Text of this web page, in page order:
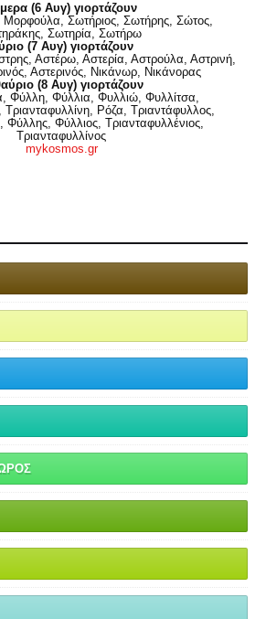
(6 Αυγ) γιορτάζουν
Σωτήριος, Σωτήρης, Σώτος,
Σωτηρία, Σωτήρω
(7 Αυγ) γιορτάζουν
Αστέρω, Αστερία, Αστρούλα, Αστρινή,
Αστερινός, Νικάνωρ, Νικάνορας
(8 Αυγ) γιορτάζουν
Φύλλη, Φύλλια, Φυλλιώ, Φυλλίτσα,
Τριανταφυλλίνη, Ρόζα, Τριαντάφυλλος,
Φύλλης, Φύλλιος, Τριανταφυλλένιος,
Τριανταφυλλίνος
mykosmos.gr